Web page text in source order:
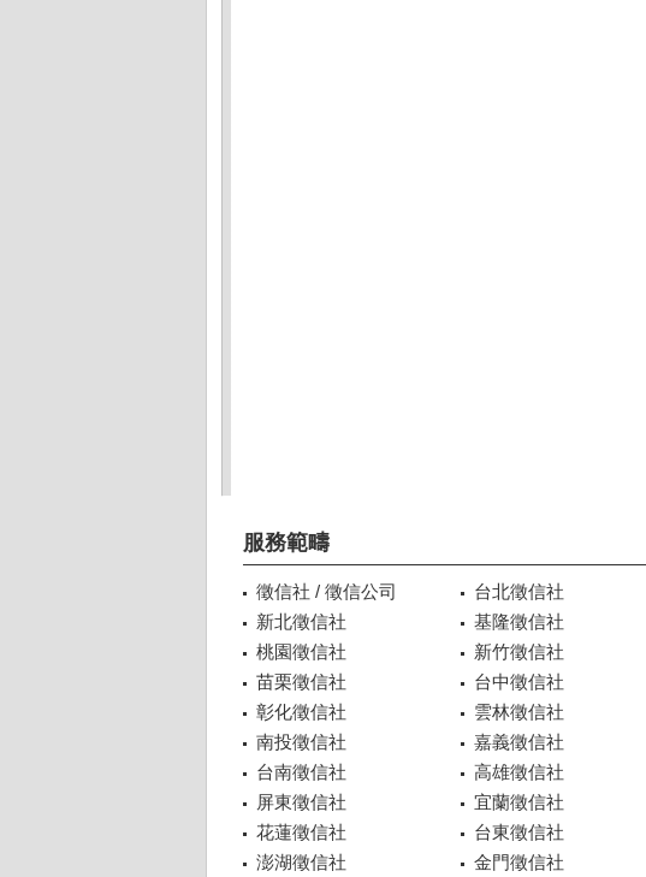
服務範疇
徵信社 / 徵信公司
台北徵信社
新北徵信社
基隆徵信社
桃園徵信社
新竹徵信社
苗栗徵信社
台中徵信社
彰化徵信社
雲林徵信社
南投徵信社
嘉義徵信社
台南徵信社
高雄徵信社
屏東徵信社
宜蘭徵信社
花蓮徵信社
台東徵信社
澎湖徵信社
金門徵信社